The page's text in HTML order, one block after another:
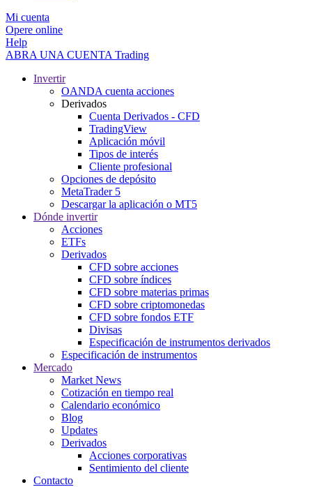
Mi cuenta
Opere online
Help
ABRA UNA CUENTA Trading
Invertir
OANDA cuenta acciones
Derivados
Cuenta Derivados - CFD
TradingView
Aplicación móvil
Tipos de interés
Cliente profesional
Opciones de depósito
MetaTrader 5
Descargar la aplicación o MT5
Dónde invertir
Acciones
ETFs
Derivados
CFD sobre acciones
CFD sobre índices
CFD sobre materias primas
CFD sobre criptomonedas
CFD sobre fondos ETF
Divisas
Especificación de instrumentos derivados
Especificación de instrumentos
Mercado
Market News
Cotización en tiempo real
Calendario económico
Blog
Updates
Derivados
Acciones corporativas
Sentimiento del cliente
Contacto